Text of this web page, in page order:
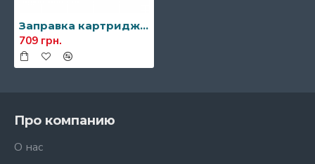
Заправка картриджа Pantum TL-420H
709 грн.
Про компанию
О нас